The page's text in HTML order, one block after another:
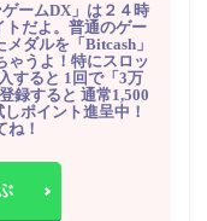
ームDX」は２４時
トだよ。普通のゲー
ダルを「Bitcash」
ゃうよ！特にスロッ
すると 1回で「3万
録すると 通常1,500
ポイント進呈中！
ね！